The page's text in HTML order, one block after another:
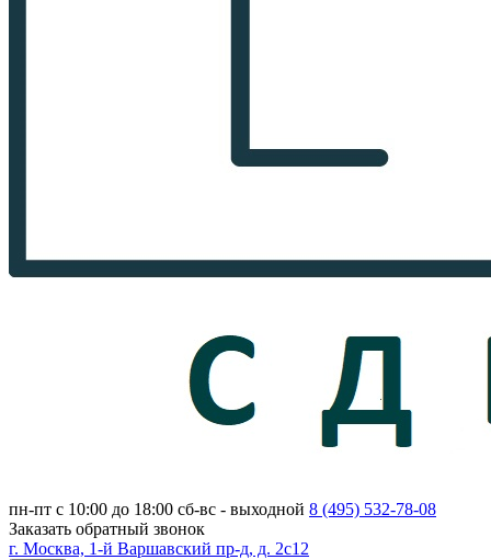
пн-пт с 10:00 до 18:00 сб-вс - выходной 8 (495) 532-78-08
Заказать обратный звонок
г. Москва, 1-й Варшавский пр-д, д. 2с12